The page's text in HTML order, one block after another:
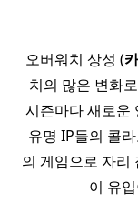
오버워치 상성 (
치의 많은 변화
시즌마다 새로운
유명 IP들의 콜
의 게임으로 자리
이 유